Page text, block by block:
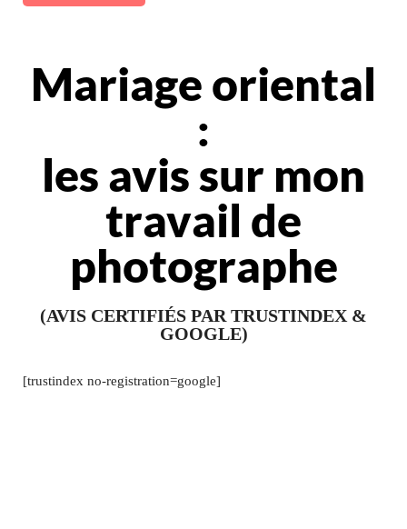
Mariage oriental
:
les avis sur mon
travail de
photographe
(AVIS CERTIFIÉS PAR TRUSTINDEX &
GOOGLE)
[trustindex no-registration=google]